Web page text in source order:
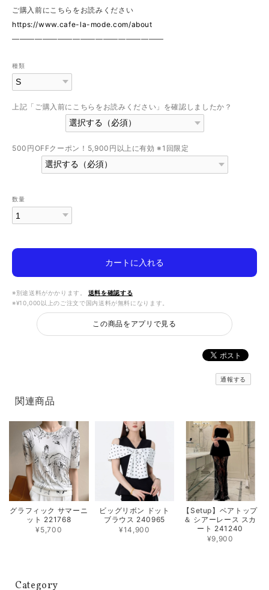
ご購入前にこちらをお読みください
https://www.cafe-la-mode.com/about
————————————————————
種類
上記「ご購入前にこちらをお読みください」を確認しましたか？
500円OFFクーポン！5,900円以上に有効 ※1回限定
数量
カートに入れる
※別途送料がかかります。
送料を確認する
※¥10,000以上のご注文で国内送料が無料になります。
この商品をアプリで見る
通報する
関連商品
グラフィック サマーニ
ット 221768
¥5,700
ビッグリボン ドット
ブラウス 240965
¥14,900
【Setup】ベアトップ
＆ シアーレース スカ
ート 241240
¥9,900
Category